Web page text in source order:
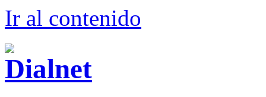
Ir al contenido